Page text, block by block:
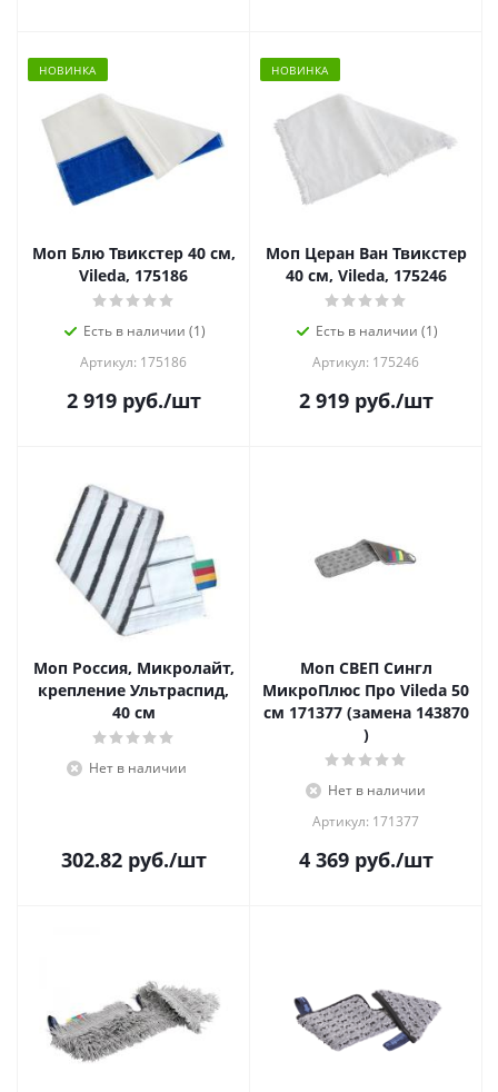
НОВИНКА
Моп Блю Твикстер 40 см,
Vileda, 175186
Есть в наличии (1)
Артикул: 175186
2 919руб./шт
НОВИНКА
Моп Церан Ван Твикстер
40 см, Vileda, 175246
Есть в наличии (1)
Артикул: 175246
2 919руб./шт
Моп Россия, Микролайт,
крепление Ультраспид,
40 см
Нет в наличии
302.82руб./шт
Моп СВЕП Сингл
МикроПлюс Про Vileda 50
см 171377 (замена 143870
)
Нет в наличии
Артикул: 171377
4 369руб./шт